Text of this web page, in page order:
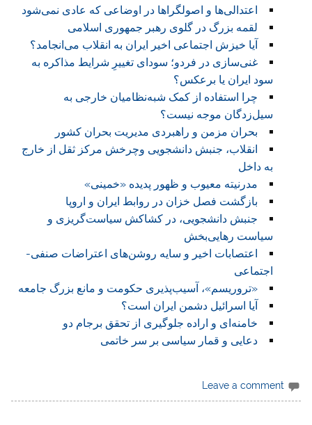
اعتدالی‌ها و اصولگراها در اوضاعی که عادی نمی‌شود
لقمه‌ بزرگ در گلوی رهبر جمهوری اسلامی
آیا خیزش اجتماعی اخیر ایران به انقلاب می‌انجامد؟
غنی‌سازی در فردو؛ سودای تغییرِ شرایط مذاکره به
سود ایران یا برعکس؟
چرا استفاده از کمک شبه‌نظامیان خارجی به
سیل‌زدگان موجه نیست؟
بحران مزمن و راهبردی مدیریت بحران کشور
انقلاب، جنبش دانشجویی وچرخش مرکز ثقل از خارج
به داخل
مدرنیته معیوب و ظهور پدیده «خمینی»
بازگشت فصل خزان در روابط ایران و اروپا
جنبش دانشجویی، در کشاکش سیاست‌گریزی و
سیاست رهایی‌بخش
اعتصابات اخیر و سایه روشن‌های اعتراضات صنفی-
اجتماعی
«تروریسم»، آسیب‌پذیری حکومت و مانع بزرگ جامعه
آیا اسرائیل دشمن ایران است؟
خامنه‌ای و اراده جلوگیری از تحقق برجام دو
دعایی و قمار سیاسی بر سر خاتمی
Leave a comment